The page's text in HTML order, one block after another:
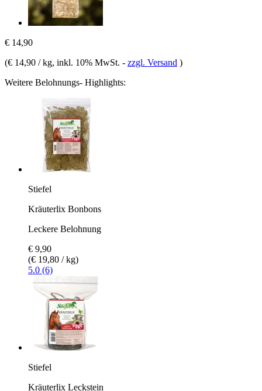
€ 14,90
(€ 14,90 / kg, inkl. 10% MwSt. - zzgl. Versand )
Weitere Belohnungs- Highlights:
Stiefel
Kräuterlix Bonbons
Leckere Belohnung
€ 9,90
(€ 19,80 / kg)
5.0 (6)
Stiefel
Kräuterlix Leckstein